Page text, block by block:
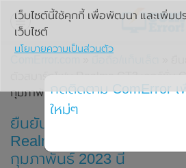
» ยื
ตัวสมาร์ทโฟน Realme GT3 เวอร์ชั่น
กุมภาพันธ์ 2023 นี้
ยืนยันแล้ว!! Realme จะเปิด
Realme GT3 เวอร์ชั่น
กุมภาพันธ์ 2023 นี้
เว็บไซต์นี้ใช้คุกกี้ เพื่อพัฒนา และเพิ่มป
เว็บไซต์
นโยบายความเป็นส่วนตัว
กดติดตาม ComError เ
ใหม่ๆ